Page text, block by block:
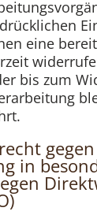
eine
bis zum
in